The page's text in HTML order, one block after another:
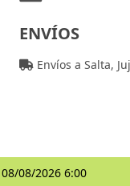
ENVÍOS
Envíos a Salta,
08/2026 6:00